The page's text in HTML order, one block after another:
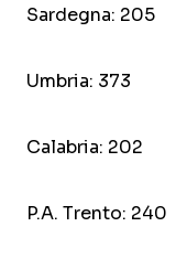
Sardegna: 205
Umbria: 373
Calabria: 202
P.A. Trento: 240